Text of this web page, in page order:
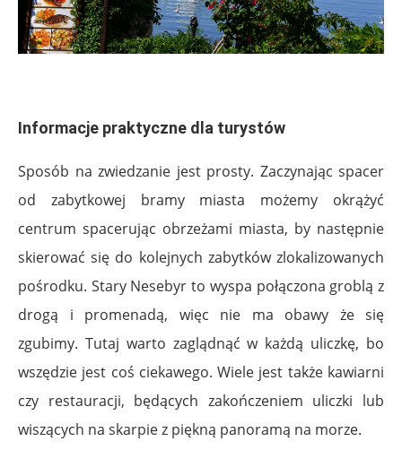
Informacje praktyczne dla turystów
Sposób na zwiedzanie jest prosty. Zaczynając spacer
od zabytkowej bramy miasta możemy okrążyć
centrum spacerując obrzeżami miasta, by następnie
skierować się do kolejnych zabytków zlokalizowanych
pośrodku. Stary Nesebyr to wyspa połączona groblą z
drogą i promenadą, więc nie ma obawy że się
zgubimy. Tutaj warto zaglądnąć w każdą uliczkę, bo
wszędzie jest coś ciekawego. Wiele jest także kawiarni
czy restauracji, będących zakończeniem uliczki lub
wiszących na skarpie z piękną panoramą na morze.